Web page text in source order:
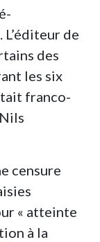
de
des
les six
franco-
censure
« atteinte
à la